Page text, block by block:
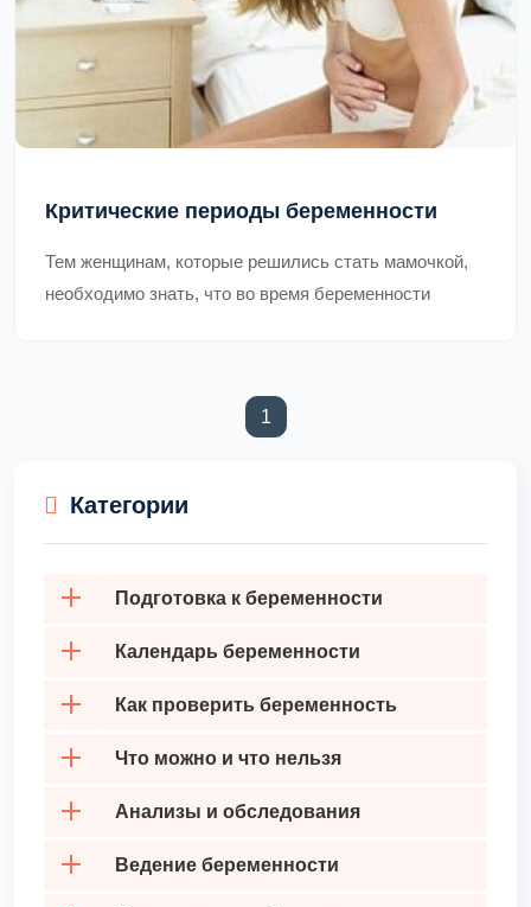
Критические периоды беременности
Тем женщинам, которые решились стать мамочкой,
необходимо знать, что во время беременности
1
(current)
Категории
Подготовка к беременности
Календарь беременности
Как проверить беременность
Что можно и что нельзя
Анализы и обследования
Ведение беременности